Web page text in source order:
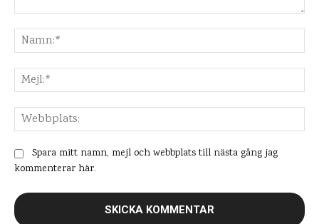
Spara mitt namn, mejl och webbplats till nästa gång jag
kommenterar här.